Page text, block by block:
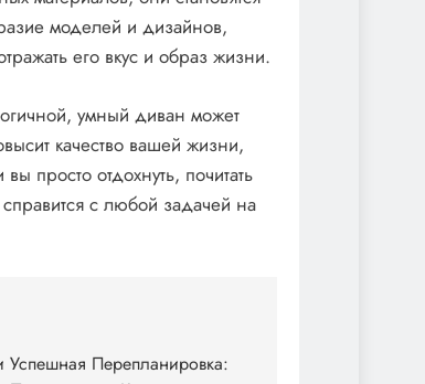
моделей и дизайнов,
его вкус и образ жизни.
умный диван может
качество вашей жизни,
просто отдохнуть, почитать
с любой задачей на
Успешная Перепланировка: